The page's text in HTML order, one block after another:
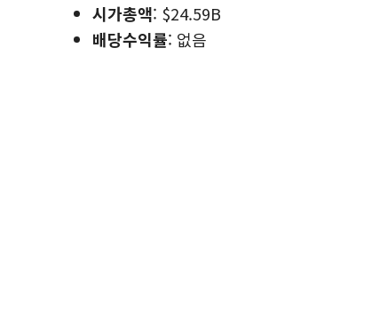
시가총액: $24.59B
배당수익률: 없음